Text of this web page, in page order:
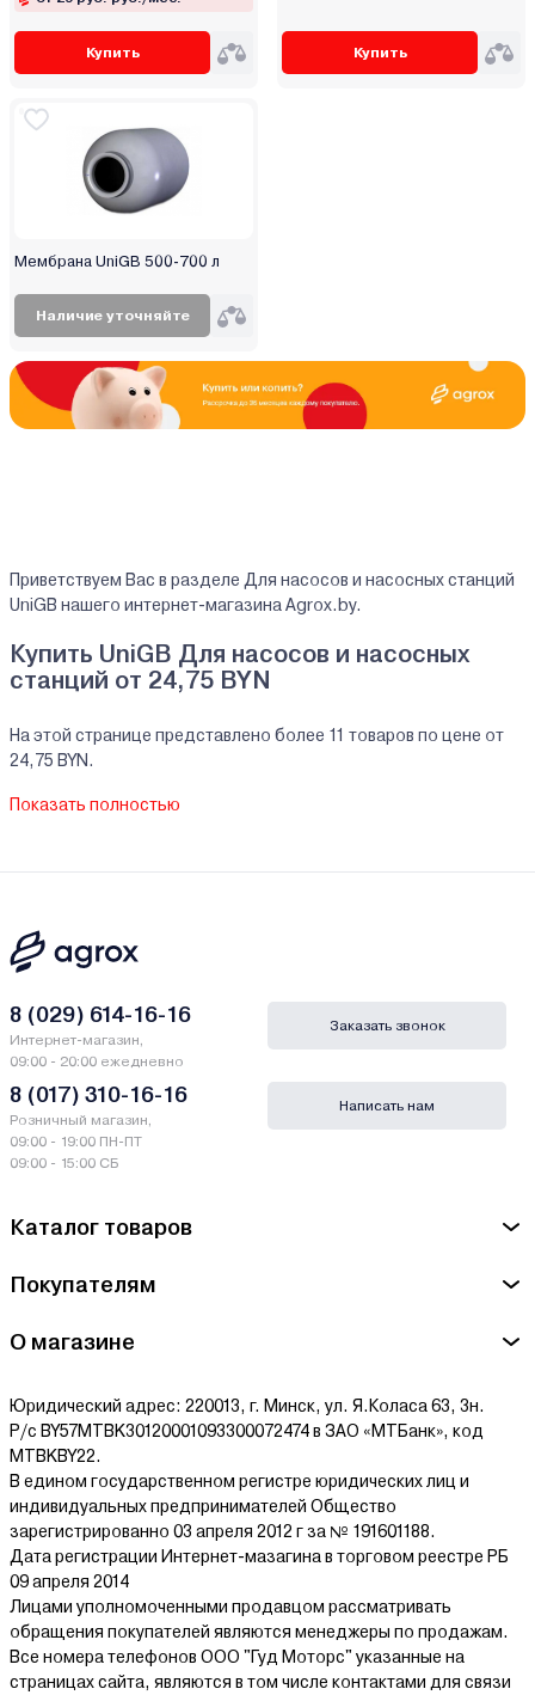
Купить Купить
Мембрана UniGB 500-700 л
Наличие уточняйте
Приветствуем Вас в разделе Для насосов и насосных станций
UniGB нашего интернет-магазина Agrox.by.
Купить UniGB Для насосов и насосных
станций от 24,75 BYN
На этой странице представлено более 11 товаров по цене от
24,75 BYN.
предоставляем официальную гарантию.
В нашем интернет-магазине Вы можете приобристи товары
UniGB за наличный и безналичный расчет. А также в кредит,
ведущих банков Беларуси.
Гарантии и сервис - Для насосов и насосных
Производитель UniGB - ООО «УНИДЖИБИ», село Вожово,
Кромской район, Орловская область, РФ
Минск,ул. Наполеона Орды, д.27, оф. 120
Ознакомиться с условиями оплаты и доставки товара можно
Показать полностью
Каталог товаров
Покупателям
О магазине
Юридический адрес: 220013, г. Минск, ул. Я.Коласа 63, 3н.
Р/с BY57MTBK30120001093300072474 в ЗАО «МТБанк», код
MTBKBY22.
В едином государственном регистре юридических лиц и
индивидуальных предпринимателей Общество
зарегистрированно 03 апреля 2012 г за № 191601188.
Дата регистрации Интернет-мазагина в торговом реестре РБ
09 апреля 2014
Лицами уполномоченными продавцом рассматривать
обращения покупателей являются менеджеры по продажам.
Все номера телефонов ООО "Гуд Моторс" указанные на
страницах сайта, являются в том числе контактами для связи
8 (029) 614-16-16
Интернет-магазин,
09:00 - 20:00 ежедневно
8 (017) 310-16-16
Розничный магазин,
09:00 - 19:00 ПН-ПТ
09:00 - 15:00 СБ
Заказать звонок
Написать нам